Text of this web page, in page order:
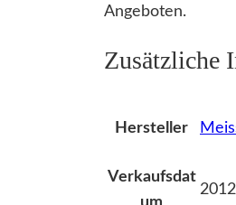
Angeboten.
Zusätzliche
Hersteller
Verkaufsdat
um